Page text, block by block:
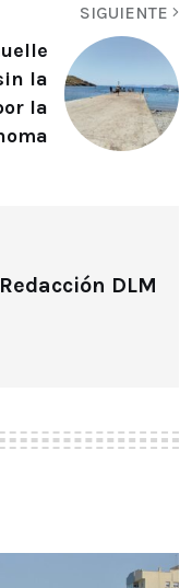
SIGUIENTE
la
la
Redacción DLM